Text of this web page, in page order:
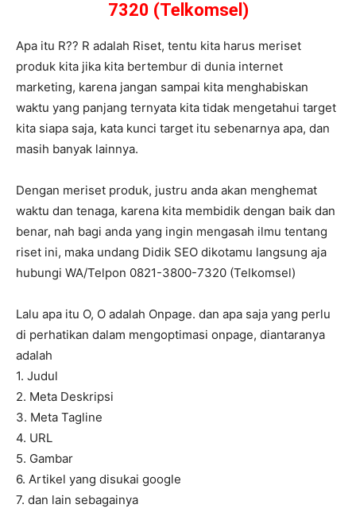
7320 (Telkomsel)
Apa itu R?? R adalah Riset, tentu kita harus meriset
produk kita jika kita bertembur di dunia internet
marketing, karena jangan sampai kita menghabiskan
waktu yang panjang ternyata kita tidak mengetahui target
kita siapa saja, kata kunci target itu sebenarnya apa, dan
masih banyak lainnya.
Dengan meriset produk, justru anda akan menghemat
waktu dan tenaga, karena kita membidik dengan baik dan
benar, nah bagi anda yang ingin mengasah ilmu tentang
riset ini, maka undang Didik SEO dikotamu langsung aja
hubungi WA/Telpon 0821-3800-7320 (Telkomsel)
Lalu apa itu O, O adalah Onpage. dan apa saja yang perlu
di perhatikan dalam mengoptimasi onpage, diantaranya
adalah
1. Judul
2. Meta Deskripsi
3. Meta Tagline
4. URL
5. Gambar
6. Artikel yang disukai google
7. dan lain sebagainya